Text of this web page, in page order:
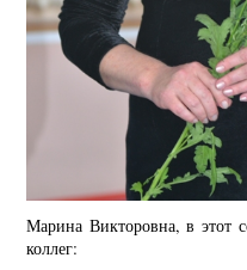
Марина Викторовна, в этот
коллег: